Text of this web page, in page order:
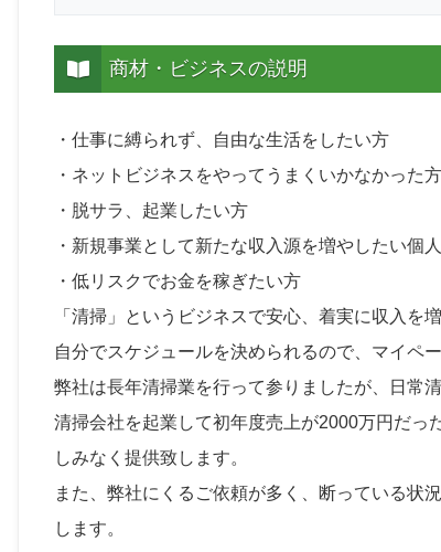
商材・ビジネスの説明
・仕事に縛られず、自由な生活をしたい方
・ネットビジネスをやってうまくいかなかった方
・脱サラ、起業したい方
・新規事業として新たな収入源を増やしたい個
・低リスクでお金を稼ぎたい方
「清掃」というビジネスで安心、着実に収入を
自分でスケジュールを決められるので、マイペ
弊社は長年清掃業を行って参りましたが、日常
清掃会社を起業して初年度売上が2000万円だっ
しみなく提供致します。
また、弊社にくるご依頼が多く、断っている状
します。